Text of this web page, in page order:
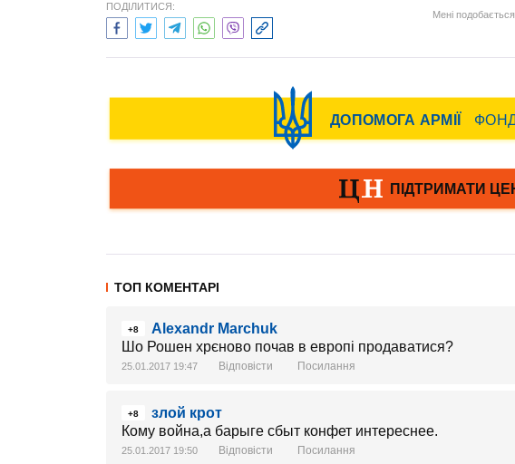
ПОДІЛИТИСЯ:
Мені подобається
ТОП КОМЕНТАРІ
+8
Alexandr Marchuk
Шо Рошен хрєново почав в европі продаватися?
25.01.2017 19:47 Відповісти Посилання
+8
злой крот
Кому война,а барыге сбыт конфет интереснее.
25.01.2017 19:50 Відповісти Посилання